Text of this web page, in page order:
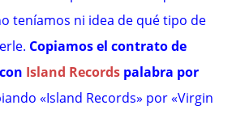
teníamos ni idea de qué tipo de
Copiamos el contrato de
con Island Records palabra por
«Island Records» por «Virgin